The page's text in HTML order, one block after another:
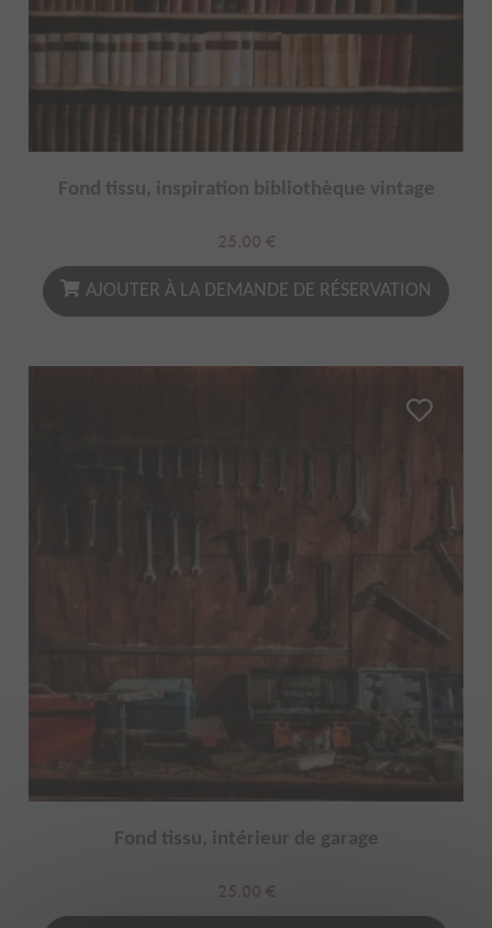
Fond tissu, inspiration bibliothèque vintage
25.00 €
AJOUTER À LA DEMANDE DE RÉSERVATION
Fond tissu, intérieur de garage
25.00 €